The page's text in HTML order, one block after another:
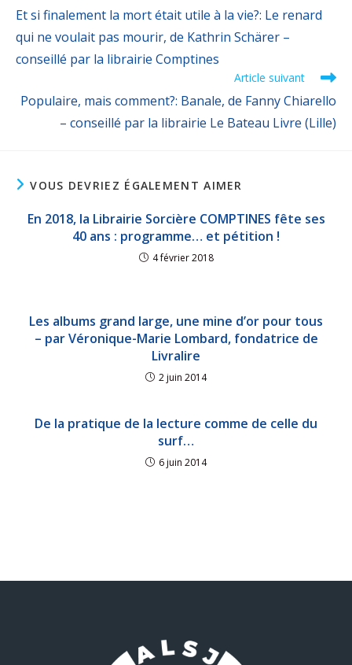
Et si finalement la mort était utile à la vie?: Le renard
qui ne voulait pas mourir, de Kathrin Schärer –
conseillé par la librairie Comptines
Article suivant
Populaire, mais comment?: Banale, de Fanny Chiarello
– conseillé par la librairie Le Bateau Livre (Lille)
VOUS DEVRIEZ ÉGALEMENT AIMER
En 2018, la Librairie Sorcière COMPTINES fête ses
40 ans : programme… et pétition !
4 février 2018
Les albums grand large, une mine d’or pour tous
– par Véronique-Marie Lombard, fondatrice de
Livralire
2 juin 2014
De la pratique de la lecture comme de celle du
surf…
6 juin 2014